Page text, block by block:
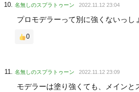
名無しのスプラトゥーン 2022.11.12 23:04
プロモデラーって別に強くないっし
0
名無しのスプラトゥーン 2022.11.12 23:09
モデラーは塗り強くても、メインと